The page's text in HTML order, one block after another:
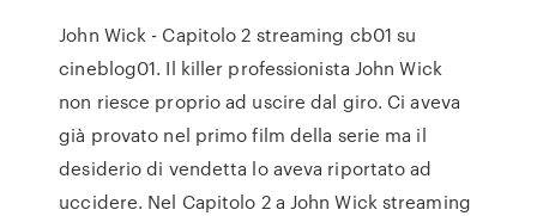
John Wick - Capitolo 2 streaming cb01 su
cineblog01. Il killer professionista John Wick
non riesce proprio ad uscire dal giro. Ci aveva
già provato nel primo film della serie ma il
desiderio di vendetta lo aveva riportato ad
uccidere. Nel Capitolo 2 a John Wick streaming